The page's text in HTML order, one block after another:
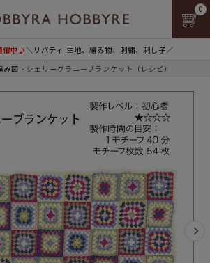
催中♪＼リバティ 生地、編み物、刺繍、刺し子／
0
み図 シェリーグラニーブランケット（レシピ）